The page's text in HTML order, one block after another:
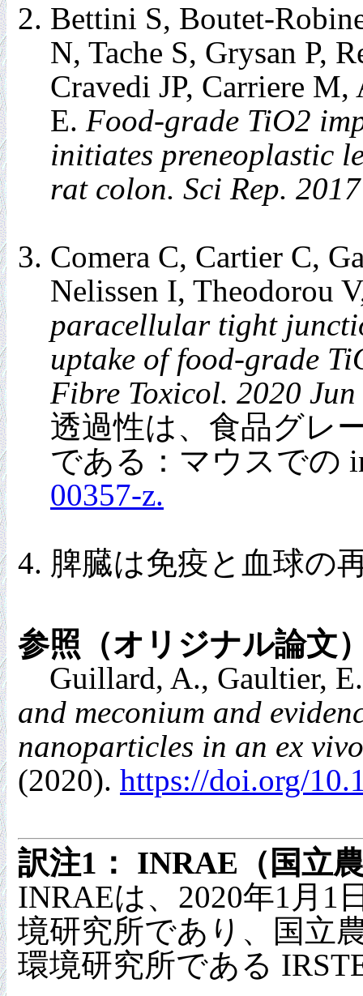
Bettini S, Boutet-
N, Tache S, Grysan P,
Cravedi JP, Carriere
E. Food-grade TiO2
initiates preneoplastic
rat colon. Sci Rep.
Comera C, Cartier C,
Nelissen I, Theodorou
paracellular tight
uptake of food-grade
Fibre Toxicol. 2020
透過性は、食品グレ
である：マウスでの
00357-z.
脾臓は免疫と血球の
参照（オリジナル論文
Guillard, A., Gaultier,
and meconium and
nanoparticles in an ex
(2020). https://doi.org/
訳注1 ： INRAE（国立
INRAEは、2020年1月1
境研究所であり、国立
環境研究所である